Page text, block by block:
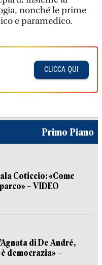
nonché le prime
e paramedico.
CLICCA QUI
Primo Piano
Coticcio: «Come
– VIDEO
di De André,
democrazia» –